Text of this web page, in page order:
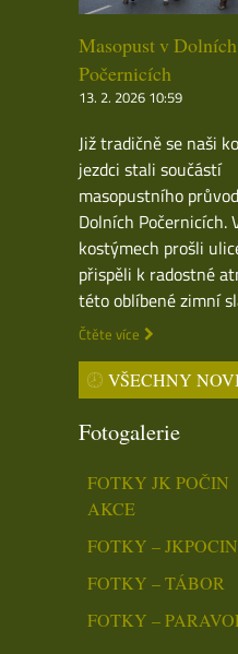
Masopust v Dolních
Počernicích
13. 2. 2026 10:59
Již tradičně se naši
jezdci stali součástí
masopustního
Dolních Počernicích.
kostýmech prošli
přispěli k radostné
této oblíbené zimní
Čtěte více
VŠECHNY
Fotogalerie
FOTKY JK POČIN
AKCE
FOTKY – JKPOCIN
FOTKY – TÁBOR
FOTKY –